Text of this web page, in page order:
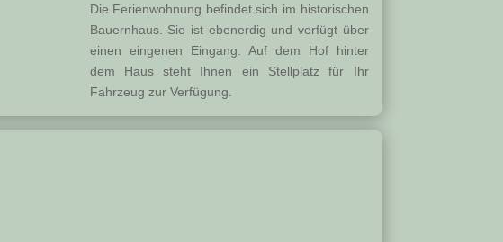
Die Ferienwohnung befindet sich im historischen
Bauernhaus. Sie ist ebenerdig und verfügt über
einen eingenen Eingang. Auf dem Hof hinter
dem Haus steht Ihnen ein Stellplatz für Ihr
Fahrzeug zur Verfügung.